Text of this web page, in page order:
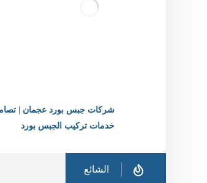
شركات جبس بورد عجمان |
خدمات تركيب الجبس بورد
الشائع